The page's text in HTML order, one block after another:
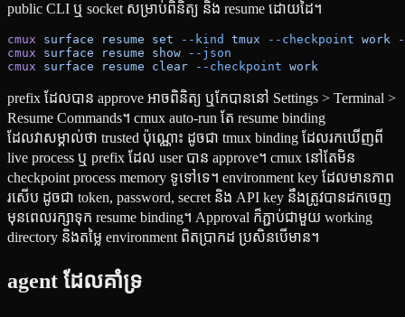
public CLI ឬ socket សម្រាប់ពិនិត្យ និង resume ដោយដៃ។
cmux surface resume set --kind tmux --checkpoint work
cmux surface resume show --json
cmux surface resume clear --checkpoint work
prefix ដែលបាន approve អាចពិនិត្យ ឬកែបាននៅ Settings > Terminal >
Resume Commands។ cmux auto-run តែ resume binding
ដែលវាសម្គាល់ថា trusted ប៉ុណ្ណោះ ដូចជា tmux binding ដែលរកឃើញពី
live process ឬ prefix ដែល user បាន approve។ cmux នៅតែមិន
checkpoint process memory ទូទៅទេ។ environment key ដែលមានភាព
រសើប ដូចជា token, password, secret និង API key នឹងត្រូវបានដកចេញ
មុនពេលរក្សាទុក resume binding។ Approval ក៏ភ្ជាប់ជាមួយ working
directory និងតម្លៃ environment ពិតប្រាកដ ប្រសិនបើមាន។
agent ដែលគាំទ្រ